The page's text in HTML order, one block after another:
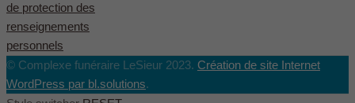
de protection des
renseignements
personnels
© Complexe funéraire LeSieur 2023. Création de site Internet
WordPress par bl.solutions.